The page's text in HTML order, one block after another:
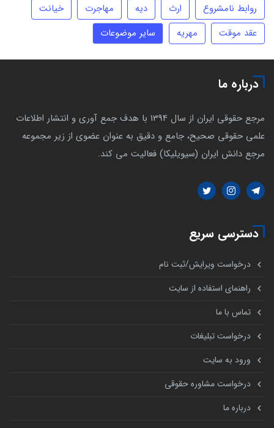
روابط نامشروع
ارث دیه مهاجرت
خیانت
عقد موقت
مهریه سایر موضوعات
درباره ما
مرجع حقوقی ایران از سال 1394 با هدف جمع آوری و انتشار اطلاعات
علمی حقوقی صحیح، جامع و دقیق به عنوان عضوی از زیر مجموعه
مرجع دانش ایران (سیویلیکا) فعالیت می کند.
دسترسی سریع
درخواست ویرایش/ثبت نام
راهنمای استفاده از سایت
تماس با ما
درخواست تبلیغات
ورود به سایت
درخواست مشاوره حقوقی
درباره ما